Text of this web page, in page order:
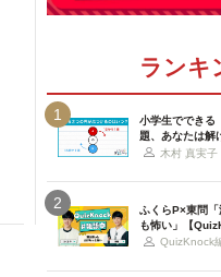
ランキ
1
小学生でできる
題、あなたは解
木村 真実子
2
ふくらP×東問
も怖い」【
QuizKnock